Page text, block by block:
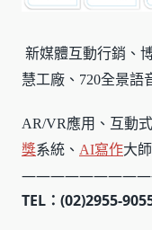
新媒體互動行銷、
慧工廠、720全景語
AR/VR應用、互動
獎系統、 AI寫作大師
TEL：(02)2955-